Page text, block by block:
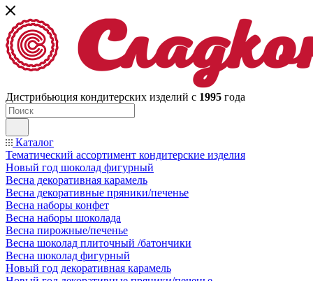
Дистрибьюция кондитерских изделий с 1995 года
Каталог
Тематический ассортимент кондитерские изделия
Новый год шоколад фигурный
Весна декоративная карамель
Весна декоративные пряники/печенье
Весна наборы конфет
Весна наборы шоколада
Весна пирожные/печенье
Весна шоколад плиточный /батончики
Весна шоколад фигурный
Новый год декоративная карамель